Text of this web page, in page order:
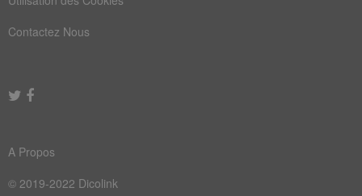
Contactez Nous
A Propos
© 2019-2022 Dicolink